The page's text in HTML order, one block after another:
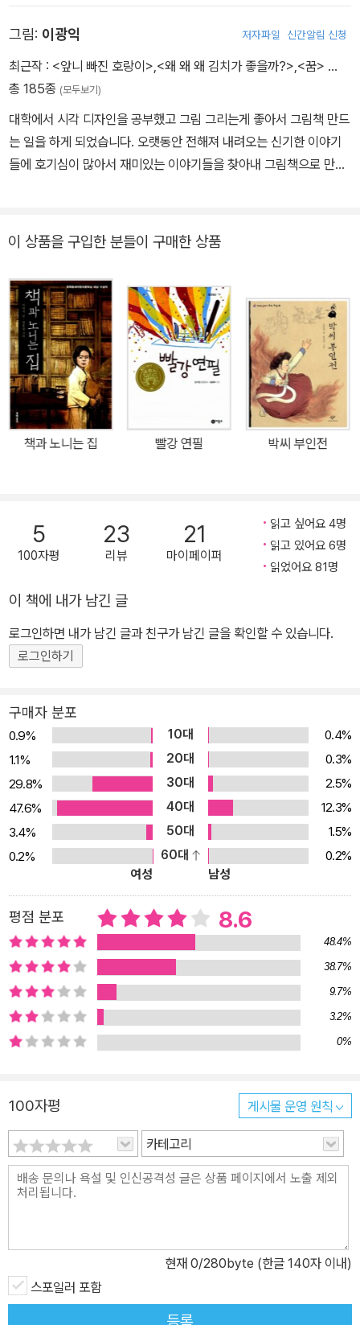
그림: 이광익 저자파일 신간알림 신청
최근작 : <앞니 빠진 호랑이>,<왜 왜 왜 김치가 좋을까?>,<꿈> …
총 185종 (모두보기)
대학에서 시각 디자인을 공부했고 그림 그리는게 좋아서 그림책 만드
는 일을 하게 되었습니다. 오랫동안 전해져 내려오는 신기한 이야기
들에 호기심이 많아서 재미있는 이야기들을 찾아내 그림책으로 만들
이 상품을 구입한 분들이 구매한 상품
책과 노니는 집 빨강 연필 박씨 부인전
5
100자평
23
리뷰
21
마이페이퍼
읽고 싶어요 4명
읽고 있어요 6명
읽었어요 81명
이 책에 내가 남긴 글
로그인하면 내가 남긴 글과 친구가 남긴 글을 확인할 수 있습니다.
로그인하기
구매자 분포
0.9% 10대
0.4%
1.1%
20대
0.3%
29.8%
30대
2.5%
47.6%
40대
12.3%
3.4%
50대
1.5%
0.2%
60대
0.2%
여성
남성
평점 분포 8.6
48.4%
38.7%
9.7%
3.2%
0%
100자평 게시물 운영 원칙
카테고리
현재 0/280byte (한글 140자 이내)
스포일러 포함